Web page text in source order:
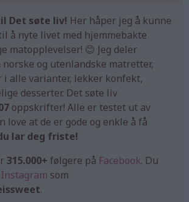
Det søte liv! Her håper jeg å kunne
å nyte livet med hjemmebakte
matopplevelser! 😊 Jeg deler
og utenlandske matretter,
i alle varianter, lekker konfekt,
desserter. Det søte liv
oppskrifter! Alle er testet ut av
love at de er gode og enkle å få
lar deg friste!
315.000+ følgere på Facebook. Du
Instagram som
.